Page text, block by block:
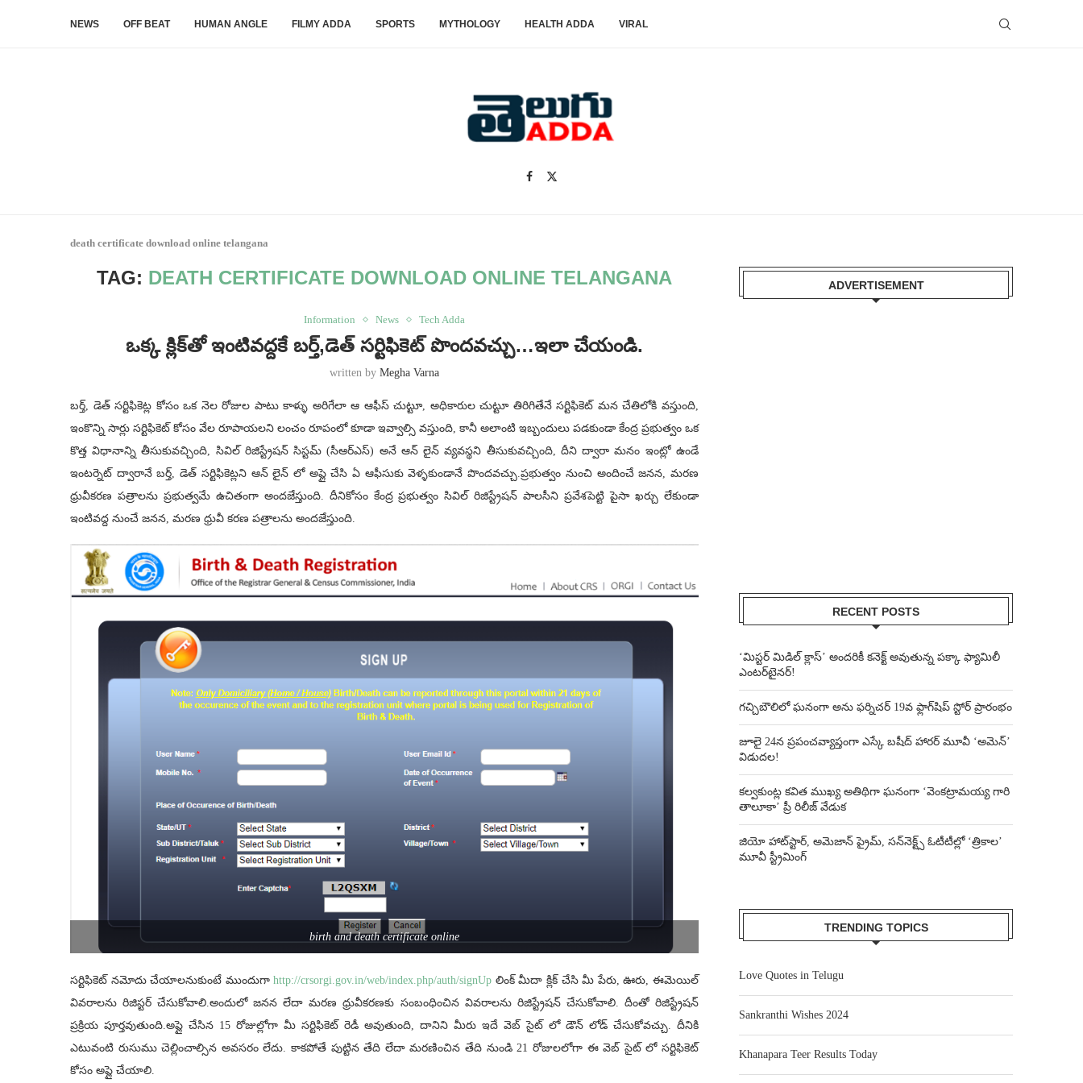
NEWS OFF BEAT HUMAN ANGLE FILMY ADDA SPORTS MYTHOLOGY HEALTH ADDA VIRAL
death certificate download online telangana
TAG: DEATH CERTIFICATE DOWNLOAD ONLINE TELANGANA
Information News Tech Adda
ఒక్క క్లిక్‌తో ఇంటివద్దకే బర్త్,డెత్ సర్టిఫికెట్ పొందవచ్చు…ఇలా చేయండి.
written by Megha Varna
బ‌ర్త్, డెత్ స‌ర్టిఫికెట్ల కోసం ఒక నెల రోజుల పాటు కాళ్ళు అరిగేలా ఆ ఆఫీస్ చుట్టూ, అధికారుల చుట్టూ తిరిగితేనే సర్టిఫికెట్ మన చేతిలోకి వస్తుంది,
ఇంకొన్ని సార్లు సర్టిఫికెట్ కోసం వేల రూపాయలని లంచం రూపంలో కూడా ఇవ్వాల్సి వస్తుంది, కానీ అలాంటి ఇబ్బందులు పడకుండా కేంద్ర ప్రభుత్వం ఒక
కొత్త విధానాన్ని తీసుకువచ్చింది, సివిల్ రిజిస్ట్రేషన్ సిస్ట‌మ్ (సీఆర్ఎస్) అనే ఆన్ లైన్ వ్యవస్థని తీసుకువచ్చింది, దీని ద్వారా మనం ఇంట్లో ఉండే
ఇంటర్నెట్ ద్వారానే బర్త్, డెత్ సర్టిఫికెట్లని ఆన్ లైన్ లో అప్లై చేసి ఏ ఆఫీసుకు వెళ్ళకుండానే పొందవచ్చు.ప్రభుత్వం నుంచి అందించే జనన, మరణ
ధ్రువీకరణ పత్రాలను ప్రభుత్వమే ఉచితంగా అందజేస్తుంది. దీనికోసం కేంద్ర ప్రభుత్వం సివిల్‌ రిజిస్ట్రేషన్‌ పాలసీని ప్రవేశపెట్టి పైసా ఖర్చు లేకుండా
ఇంటివద్ద నుంచే జనన, మరణ ధ్రువీ కరణ పత్రాలను అందజేస్తుంది.
birth and death certificate online
సర్టిఫికెట్ నమోదు చేయాలనుకుంటే ముందుగాhttp://crsorgi.gov.in/web/index.php/auth/signUp లింక్ మీదా క్లిక్ చేసి మీ పేరు, ఊరు, ఈమెయిల్
వివరాలను రిజిస్టర్ చేసుకోవాలి.అందులో జనన లేదా మరణ ధ్రువీకరణకు సంబంధించిన వివరాలను రిజిస్ట్రేషన్‌ చేసుకోవాలి. దీంతో రిజిస్ట్రేషన్‌
ప్రక్రియ పూర్తవుతుంది.అప్లై చేసిన 15 రోజుల్లోగా మీ స‌ర్టిఫికెట్ రెడీ అవుతుంది, దానిని మీరు ఇదే వెబ్ సైట్ లో డౌన్ లోడ్ చేసుకోవచ్చు. దీనికి
ఎటువంటి రుసుము చెల్లించాల్సిన అవసరం లేదు. కాకపోతే పుట్టిన తేది లేదా మరణించిన తేది నుండి 21 రోజులలోగా ఈ వెబ్ సైట్ లో స‌ర్టిఫికెట్
కోసం అప్లై చేయాలి.
ADVERTISEMENT
RECENT POSTS
‘మిస్టర్ మిడిల్ క్లాస్’ అందరికీ కనెక్ట్ అవుతున్న పక్కా ఫ్యామిలీ
ఎంటర్‌టైనర్!
గచ్చిబౌలిలో ఘనంగా అను ఫర్నిచర్ 19వ ఫ్లాగ్‌షిప్ స్టోర్ ప్రారంభం
జూలై 24న ప్రపంచవ్యాప్తంగా ఎస్కే బషీద్‌ హారర్ మూవీ ‘అమెన్’
విడుదల!
కల్వకుంట్ల కవిత ముఖ్య అతిథిగా ఘనంగా ‘వెంకట్రామయ్య గారి
తాలూకా’ ప్రీ రిలీజ్ వేడుక
జియో హాట్‌స్టార్, అమెజాన్ ప్రైమ్, సన్‌నెక్ట్స్ ఓటీటీల్లో ‘త్రికాల’
మూవీ స్ట్రీమింగ్
TRENDING TOPICS
Love Quotes in Telugu
Sankranthi Wishes 2024
Khanapara Teer Results Today